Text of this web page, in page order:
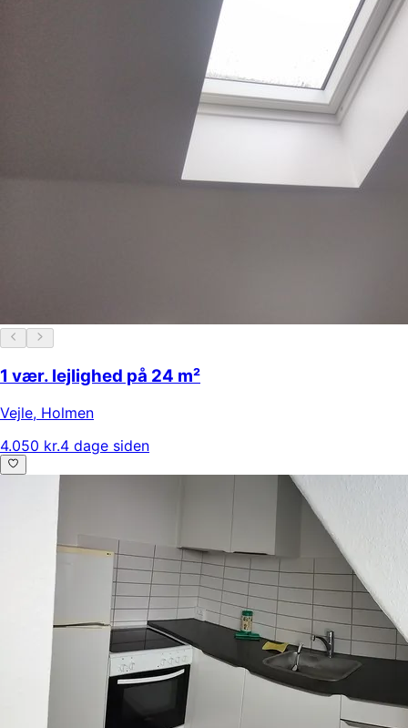
1 vær. lejlighed på 24 m²
Vejle, Holmen
4.050 kr.4 dage siden